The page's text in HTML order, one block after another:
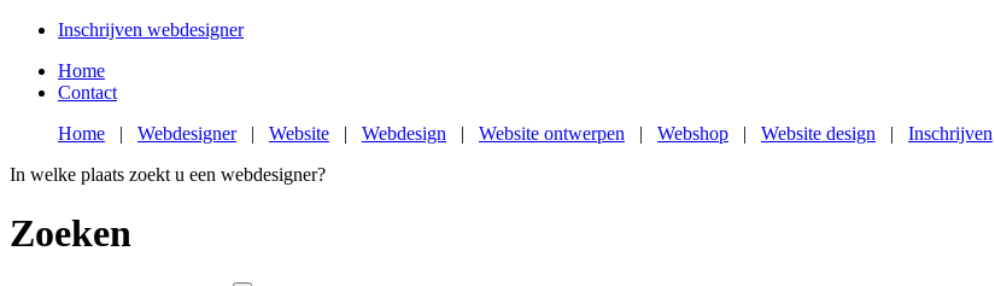
Inschrijven webdesigner
Home
Contact
Home | Webdesigner| Website | Webdesign | Website ontwerpen | Webshop | Website design | Inschrijven
In welke plaats zoekt u een webdesigner?
Zoeken